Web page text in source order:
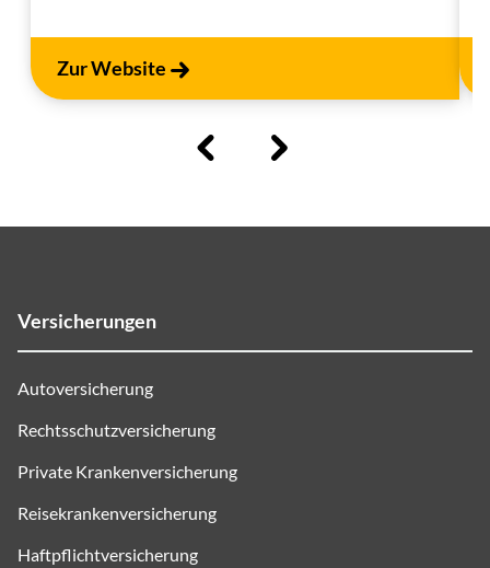
Zur Website
Versicherungen
Autoversicherung
Rechtsschutzversicherung
Private Krankenversicherung
Reisekrankenversicherung
Haftpflichtversicherung